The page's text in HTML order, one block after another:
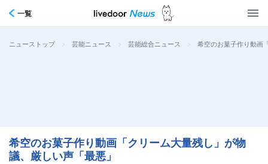
一覧
ニューストップ > 芸能ニュース > 芸能総合ニュース > 希空のお菓子作り動画
希空のお菓子作り動画「クリーム大量残し」が物
議、厳しい声「最悪」